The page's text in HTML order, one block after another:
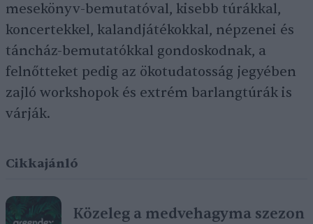
mesekönyv-bemutatóval, kisebb túrákkal,
koncertekkel, kalandjátékokkal, népzenei és
táncház-bemutatókkal gondoskodnak, a
felnőtteket pedig az ökotudatosság jegyében
zajló workshopok és extrém barlangtúrák is
várják.
Cikkajánló
Közeleg a medvehagyma szezon